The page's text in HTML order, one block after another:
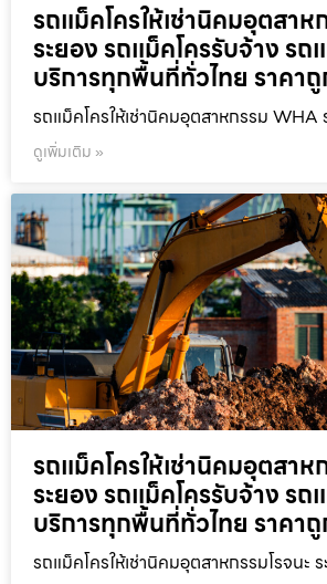
รถแม็คโครให้เช่านิคมอุตสา
ระยอง รถแม็คโครรับจ้าง รถ
บริการทุกพื้นที่ทั่วไทย ราคา
รถแม็คโครให้เช่านิคมอุตสาหกรรม WHA
ดูเพิ่มเติม »
รถแม็คโครให้เช่านิคมอุตสาห
ระยอง รถแม็คโครรับจ้าง รถ
บริการทุกพื้นที่ทั่วไทย ราคา
รถแม็คโครให้เช่านิคมอุตสาหกรรมโรจนะ